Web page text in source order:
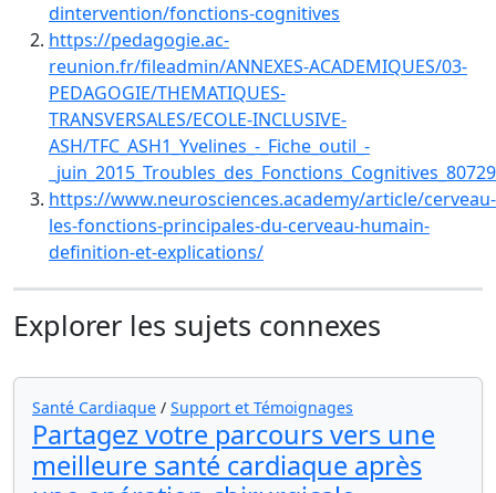
dintervention/fonctions-cognitives
https://pedagogie.ac-
reunion.fr/fileadmin/ANNEXES-ACADEMIQUES/03-
PEDAGOGIE/THEMATIQUES-
TRANSVERSALES/ECOLE-INCLUSIVE-
ASH/TFC_ASH1_Yvelines_-_Fiche_outil_-
https://www.neurosciences.academy/article/cerveau-
les-fonctions-principales-du-cerveau-humain-
definition-et-explications/
Explorer les sujets connexes
Santé Cardiaque / Support et Témoignages
Partagez votre parcours vers une
meilleure santé cardiaque après